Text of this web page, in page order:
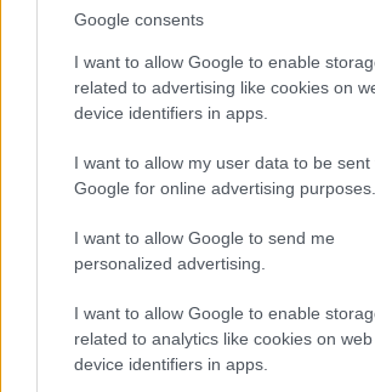
Google consents
I want to allow Google to enable
related to advertising like cookies on
device identifiers in apps.
I want to allow my user data to be sent
Google for online advertising purposes.
I want to allow Google to send me
personalized advertising.
I want to allow Google to enable
related to analytics like cookies on
device identifiers in apps.
Incidente Olbia, poliziotto in
persone: due bimbi tra i feriti
alle 5